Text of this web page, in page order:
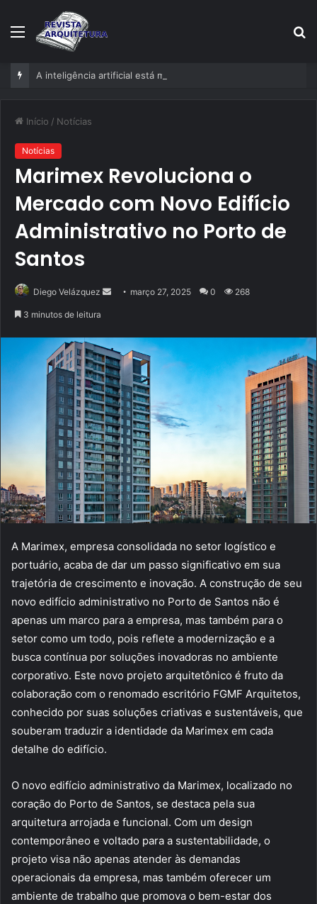
Menu
Início / Notícias
Notícias
Marimex Revoluciona o
Mercado com Novo Edifício
Administrativo no Porto de
Santos
Diego Velázquez
Mande
mail
março 27, 2025 0 268
3 minutos de leitura
A Marimex, empresa consolidada no setor logístico e
portuário, acaba de dar um passo significativo em sua
trajetória de crescimento e inovação. A construção de seu
novo edifício administrativo no Porto de Santos não é
apenas um marco para a empresa, mas também para o
setor como um todo, pois reflete a modernização e a
busca contínua por soluções inovadoras no ambiente
corporativo. Este novo projeto arquitetônico é fruto da
colaboração com o renomado escritório FGMF Arquitetos,
conhecido por suas soluções criativas e sustentáveis, que
souberam traduzir a identidade da Marimex em cada
detalhe do edifício.
O novo edifício administrativo da Marimex, localizado no
coração do Porto de Santos, se destaca pela sua
arquitetura arrojada e funcional. Com um design
contemporâneo e voltado para a sustentabilidade, o
projeto visa não apenas atender às demandas
operacionais da empresa, mas também oferecer um
ambiente de trabalho que promova o bem-estar dos